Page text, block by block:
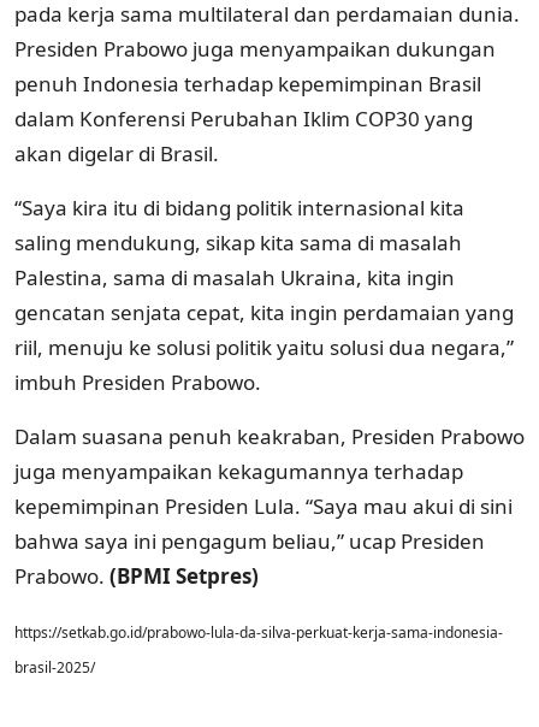
pada kerja sama multilateral dan perdamaian dunia.
Presiden Prabowo juga menyampaikan dukungan
penuh Indonesia terhadap kepemimpinan Brasil
dalam Konferensi Perubahan Iklim COP30 yang
akan digelar di Brasil.
“Saya kira itu di bidang politik internasional kita
saling mendukung, sikap kita sama di masalah
Palestina, sama di masalah Ukraina, kita ingin
gencatan senjata cepat, kita ingin perdamaian yang
riil, menuju ke solusi politik yaitu solusi dua negara,”
imbuh Presiden Prabowo.
Dalam suasana penuh keakraban, Presiden Prabowo
juga menyampaikan kekagumannya terhadap
kepemimpinan Presiden Lula. “Saya mau akui di sini
bahwa saya ini pengagum beliau,” ucap Presiden
Prabowo. (BPMI Setpres)
https://setkab.go.id/prabowo-lula-da-silva-perkuat-kerja-sama-indonesia-
brasil-2025/